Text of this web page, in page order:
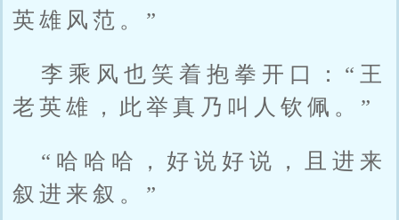
英雄风范。”
李乘风也笑着抱拳开口：“王
老英雄，此举真乃叫人钦佩。”
“哈哈哈，好说好说，且进来
叙进来叙。”